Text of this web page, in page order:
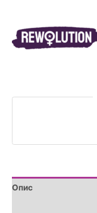
контрола
количина
Опис